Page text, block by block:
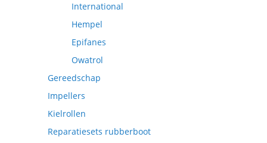
International
Hempel
Epifanes
Owatrol
Gereedschap
Impellers
Kielrollen
Reparatiesets rubberboot